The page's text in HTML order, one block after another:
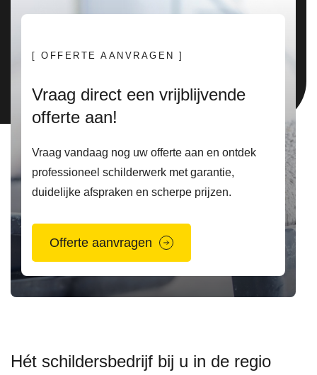
[ OFFERTE AANVRAGEN ]
Vraag direct een vrijblijvende
offerte aan!
Vraag vandaag nog uw offerte aan en ontdek
professioneel schilderwerk met garantie,
duidelijke afspraken en scherpe prijzen.
Offerte aanvragen
Hét schildersbedrijf bij u in de regio